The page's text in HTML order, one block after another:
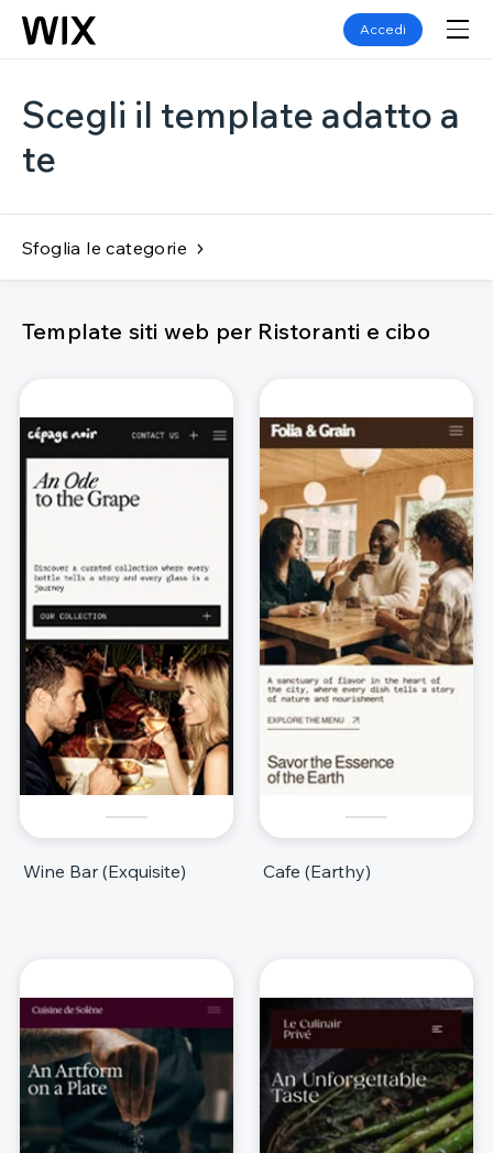
Accedi
Scegli il template adatto a
te
Sfoglia le categorie
Template siti web per Ristoranti e cibo
Wine Bar (Exquisite) Cafe (Earthy)